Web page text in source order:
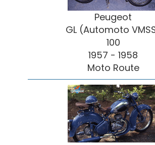
Peugeot
GL (Automoto
100
1957 - 1958
Moto Route